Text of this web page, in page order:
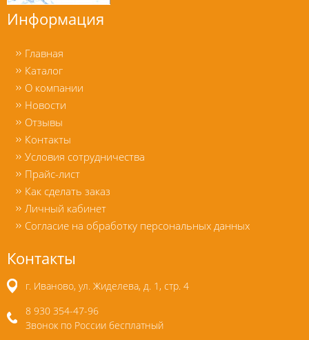
Информация
Главная
Каталог
О компании
Новости
Отзывы
Контакты
Условия сотрудничества
Прайс-лист
Как сделать заказ
Личный кабинет
Согласие на обработку персональных данных
Контакты
г. Иваново, ул. Жиделева, д. 1, стр. 4
8 930 354-47-96
Звонок по России бесплатный